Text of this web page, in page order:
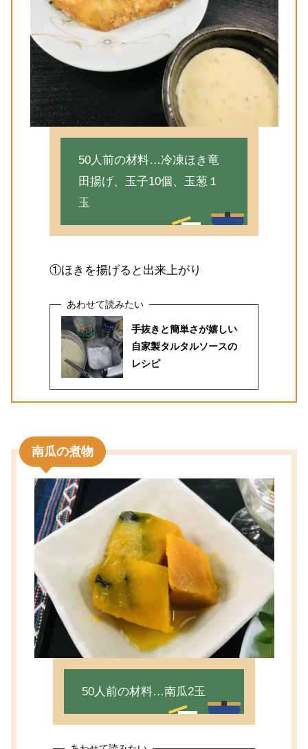
50人前の材料…冷凍ほき竜
田揚げ、玉子10個、玉葱１
玉
①ほきを揚げると出来上がり
手抜きと簡単さが嬉しい
自家製タルタルソースの
レシピ
南瓜の煮物
50人前の材料…南瓜2玉